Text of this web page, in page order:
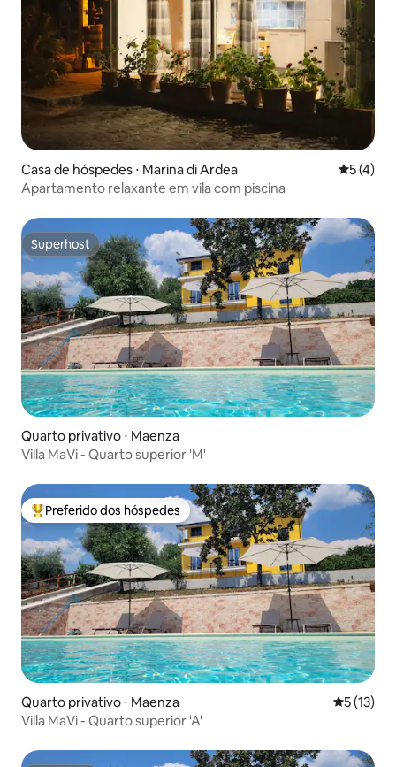
Casa de hóspedes ⋅ Marina di Ardea 5 de
5 (4)
Apartamento relaxante em vila com piscina
Superhost
Superhost
Quarto privativo ⋅ Maenza
Villa MaVi - Quarto superior 'M'
Entre os melhores preferidos dos hóspedes
Preferido dos hóspedes
Quarto privativo ⋅ Maenza 5 de uma
5 (13)
Villa MaVi - Quarto superior 'A'